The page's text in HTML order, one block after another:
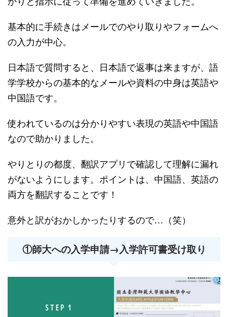
基本的に手続きはメールでのやり取りやフォームへ
の入力が中心。
日本語で質問すると、日本語で返事は来ますが、語
学学校からの基本的なメールや資料の中身は英語や
中国語です。
使われているのは分かりやすい表現の英語や中国語
なので助かりました。
やりとりの都度、翻訳アプリで確認して理解に漏れ
がないようにします。ポイントは、中国語、英語の
両方を翻訳することです！
意外と訳がおかしかったりするので…（笑）
①師大への入学申請→入学許可書受け取り